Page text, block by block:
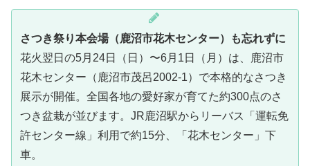
さつき祭り本会場（鹿沼市花木センター）も忘れずに
花火翌日の5月24日（日）〜6月1日（月）は、鹿沼市
花木センター（鹿沼市茂呂2002-1）で本格的なさつき
展示が開催。全国各地の愛好家が育てた約300点のさ
つき盆栽が並びます。JR鹿沼駅からリーバス「運転免
許センター線」利用で約15分、「花木センター」下
車。